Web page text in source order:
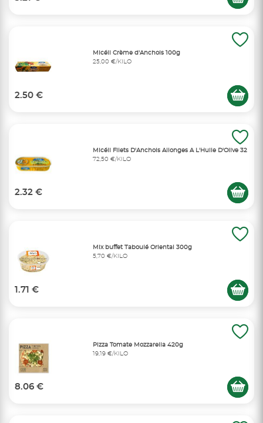
Micéli Crème d'Anchois 100g
25,00 €/KILO
2.50 €
Micéli Filets D'Anchois Allonges A L'Huile D'Olive 32
72,50 €/KILO
2.32 €
Mix buffet Taboulé Oriental 300g
5,70 €/KILO
1.71 €
Pizza Tomate Mozzarella 420g
19,19 €/KILO
8.06 €